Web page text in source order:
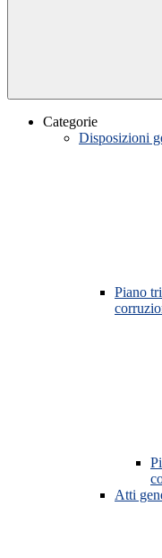
Categorie
Disposizioni
Piano
Atti